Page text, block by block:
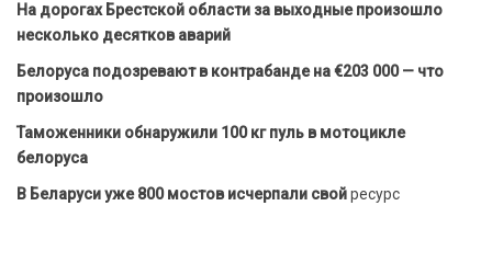
На дорогах Брестской области за выходные произошло
несколько десятков аварий
Белоруса подозревают в контрабанде на €203 000 — что
произошло
Таможенники обнаружили 100 кг пуль в мотоцикле
белоруса
В Беларуси уже 800 мостов исчерпали свойресурс